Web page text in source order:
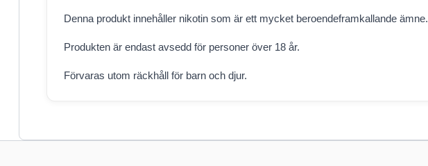
Denna produkt innehåller nikotin som är ett mycket beroendeframkallande ämne.
Produkten är endast avsedd för personer över 18 år.
Förvaras utom räckhåll för barn och djur.